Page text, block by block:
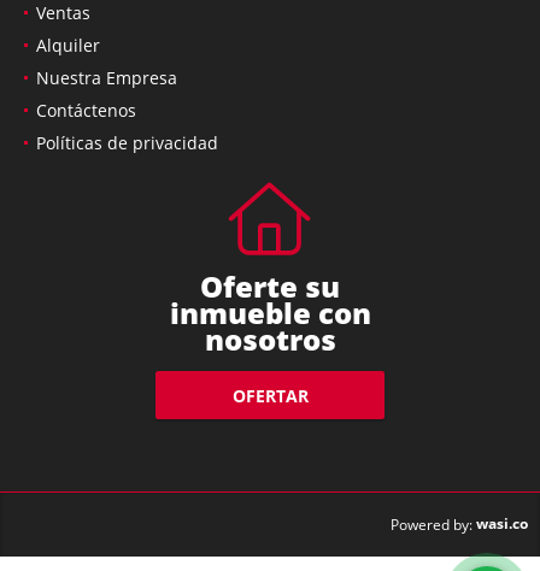
Ventas
Alquiler
Nuestra Empresa
Contáctenos
Políticas de privacidad
Oferte su
inmueble con
nosotros
OFERTAR
Powered by:wasi.co